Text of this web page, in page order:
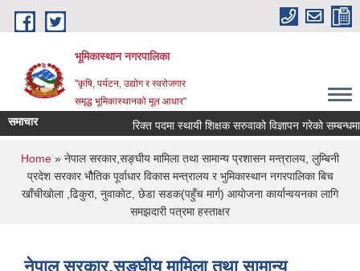
Skip to main content
भूमिकास्थान नगरपालिका
"कृषि, पर्यटन, उद्योग र स्वरोजगार
समृद्ध भूमिकास्थानको मूल आधार"
समाचार रिक्त पदमा स्थायी शिक्षक सरुवाको विज्ञापन गरेको सम्बन्धमा ।
You are here
Home » नेपाल सरकार,सङ्घीय मामिला तथा सामान्य प्रशासन मन्त्रालय, लुम्बिनी
प्रदेश सरकार भाैैतिक पूर्वाधार विकास मन्त्रालय र भुमिकास्थान नगरपालिका बिच
खाँचीखाेला ,ढिकुरा, नुवाकाेट, छेडा सडक(पहुँच मार्ग) आयाेजना कार्यान्वयनका लागि
समझदारी पत्रमा हस्ताक्षर
नेपाल सरकार,सङ्घीय मामिला तथा सामान्य